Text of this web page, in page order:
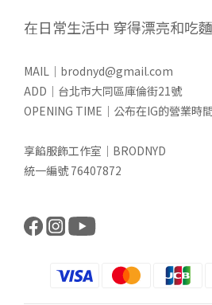
在日常生活中 穿得漂亮和吃
MAIL｜brodnyd@gmail.com
ADD｜台北市大同區庫倫街21號
OPENING TIME｜公布在IG的營業
享餡服飾工作室｜BRODNYD
統一編號 76407872